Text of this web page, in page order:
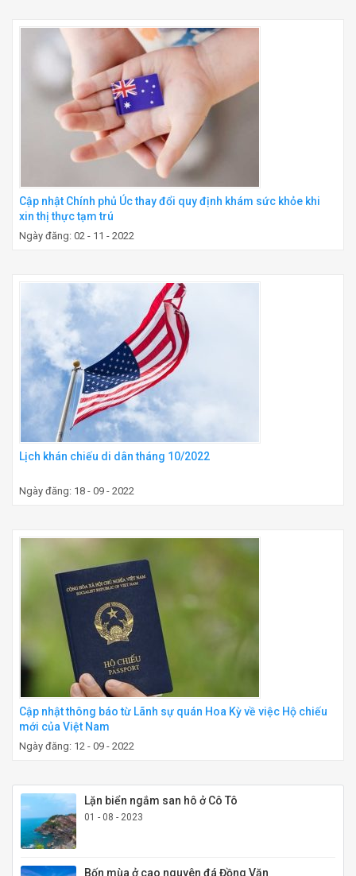
Cập nhật Chính phủ Úc thay đổi quy định khám sức khỏe khi
xin thị thực tạm trú
Ngày đăng: 02 - 11 - 2022
Lịch khán chiếu di dân tháng 10/2022
Ngày đăng: 18 - 09 - 2022
Cập nhật thông báo từ Lãnh sự quán Hoa Kỳ về việc Hộ chiếu
mới của Việt Nam
Ngày đăng: 12 - 09 - 2022
Lặn biển ngắm san hô ở Cô Tô
01 - 08 - 2023
Bốn mùa ở cao nguyên đá Đồng Văn